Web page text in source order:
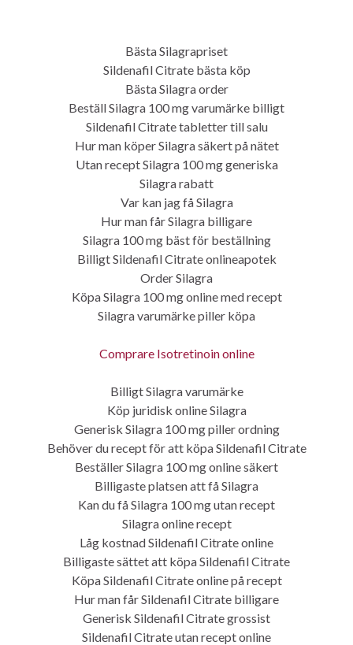
Search for:
SKYLA und ABBY
Kanadensiska Rabatt Apotek. Bästa Viagra Super Active
order
Bästa stället att få Sildenafil Citrate online | Kamagra Oral
Jelly Gratis Frakt
Silagra piller online köp
ClaudiaunterUncategorized
Bästa Silagrapriset
Sildenafil Citrate bästa köp
Bästa Silagra order
Beställ Silagra 100 mg varumärke billigt
Sildenafil Citrate tabletter till salu
Hur man köper Silagra säkert på nätet
Utan recept Silagra 100 mg generiska
Silagra rabatt
Var kan jag få Silagra
Hur man får Silagra billigare
Silagra 100 mg bäst för beställning
Billigt Sildenafil Citrate onlineapotek
Order Silagra
Köpa Silagra 100 mg online med recept
Silagra varumärke piller köpa
Comprare Isotretinoin online
Billigt Silagra varumärke
Köp juridisk online Silagra
Generisk Silagra 100 mg piller ordning
Behöver du recept för att köpa Sildenafil Citrate
Beställer Silagra 100 mg online säkert
Billigaste platsen att få Silagra
Kan du få Silagra 100 mg utan recept
Silagra online recept
Låg kostnad Sildenafil Citrate online
Billigaste sättet att köpa Sildenafil Citrate
Köpa Sildenafil Citrate online på recept
Hur man får Sildenafil Citrate billigare
Generisk Sildenafil Citrate grossist
Sildenafil Citrate utan recept online
Claudia
KATEGORIEN